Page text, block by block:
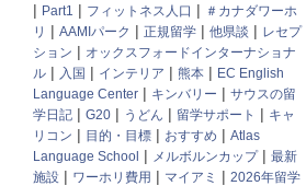
| Part1 | フィットネス人口 | ＃カナダワーホ
リ | AAMIパーク | 正規留学 | 他県談 | レセプ
ション | オックスフォードインターナショナ
ル | 入国 | インテリア | 熊本 | EC English
Language Center | キンバリー | サウスの留
学日記 | G20 | うどん | 留学サポート | キャ
リコン | 目的・目標 | おすすめ | Atlas
Language School | メルボルンカップ| 最新
施設 | ワーホリ費用 | マイアミ | 2026年留学